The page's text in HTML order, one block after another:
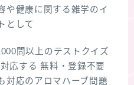
や健康に関する雑学のイ
として
問以上のテストクイズ
応する 無料・登録不要
対応のアロマハーブ問題